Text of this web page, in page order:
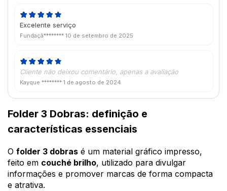
Excelente serviço
Fundaçã******** 10 de setembro de 2025
Cliente não deixou comentário, apenas a avaliação
Kayque ******** 1 de agosto de 2024
Folder 3 Dobras: definição e
características essenciais
O folder 3 dobras é um material gráfico impresso,
feito em couché brilho, utilizado para divulgar
informações e promover marcas de forma compacta
e atrativa.